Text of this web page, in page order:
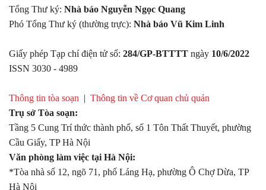
Tổng Thư ký: Nhà báo Nguyễn Ngọc Quang
Phó Tổng Thư ký (thường trực): Nhà báo Vũ Kim Linh
Giấy phép Tạp chí điện tử số: 284/GP-BTTTT ngày 10/6/2022
ISSN 3030 - 4989
Thông tin tòa soạn | Thông tin về Cơ quan chủ quản
Trụ sở Tòa soạn:
Tầng 5 Cung Trí thức thành phố, số 1 Tôn Thất Thuyết, phường
Cầu Giấy, TP Hà Nội
Văn phòng làm việc tại Hà Nội:
*Tòa nhà số 12, ngõ 71, phố Láng Hạ, phường Ô Chợ Dừa, TP
Hà Nội